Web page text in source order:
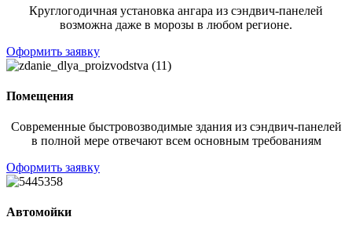
Круглогодичная установка ангара из сэндвич-панелей
возможна даже в морозы в любом регионе.
Оформить заявку
Помещения
Современные быстровозводимые здания из сэндвич-панелей
в полной мере отвечают всем основным требованиям
Оформить заявку
Автомойки